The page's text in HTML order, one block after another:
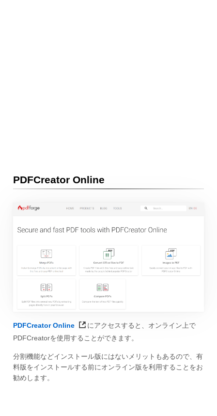
PDFCreator Online
PDFCreator Online
にアクセスすると、オンライン上で
PDFCreatorを使用することができます。
分割機能などインストール版にはないメリットもあるので、有
料版をインストールする前にオンライン版を利用することをお
勧めします。